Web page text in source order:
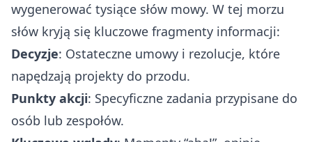
wygenerować tysiące słów mowy. W tej morzu
słów kryją się kluczowe fragmenty informacji:
Decyzje: Ostateczne umowy i rezolucje, które
napędzają projekty do przodu.
Punkty akcji: Specyficzne zadania przypisane do
osób lub zespołów.